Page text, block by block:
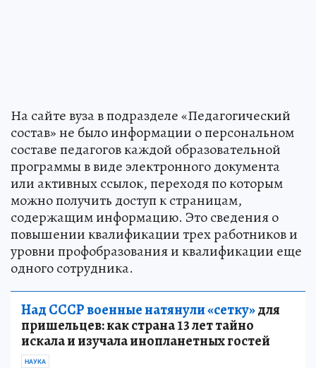
На сайте вуза в подразделе «Педагогический
состав» не было информации о персональном
составе педагогов каждой образовательной
программы в виде электронного документа
или активных ссылок, переходя по которым
можно получить доступ к страницам,
содержащим информацию. Это сведения о
повышении квалификации трех работников и
уровни профобразования и квалификации еще
одного сотрудника.
Над СССР военные натянули «сетку»для
пришельцев: как страна 13 лет тайно
искала и изучала инопланетных гостей
НАУКА